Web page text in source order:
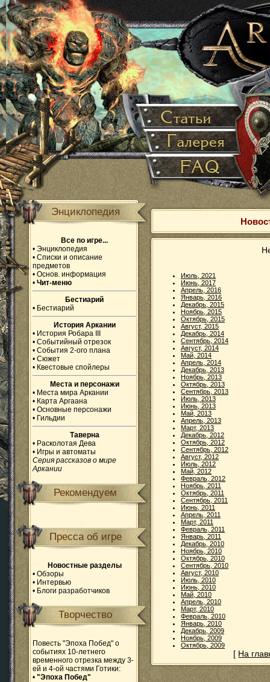
Энциклопедия
Все по игре...
• Энциклопедия
• Списки и описание
предметов
• Основ. информация
• Чит-меню
Бестиарий
• Бестиарий
История Аркании
• История Робара III
• Событийный отрезок
• События 2-ого плана
• Сюжет
• Квестовые спойлеры
Места и персонажи
• Места мира Аркании
• Карта Аргаана
• Основные персонажи
• Гильдии
Таверна
• Расколотая Дева
• Игры и автоматы
Серия рассказов о мире
Аркании
Рекомендуем
Пресса об игре
Новостные разделы
• Обзоры
• Интервью
• Блоги разработчиков
Творчество
Повесть "Эпоха Побед" о
событиях 10-летнего
временного отрезка между 3-
ей и 4-ой частями Готики:
• "Эпоха Побед"
Июль, 2021
Июнь, 2017
Апрель, 2016
Январь, 2016
Декабрь, 2015
Ноябрь, 2015
Октябрь, 2015
Август, 2015
Декабрь, 2014
Сентябрь, 2014
Август, 2014
Май, 2014
Апрель, 2014
Декабрь, 2013
Ноябрь, 2013
Октябрь, 2013
Сентябрь, 2013
Июль, 2013
Июнь, 2013
Май, 2013
Апрель, 2013
Март, 2013
Декабрь, 2012
Октябрь, 2012
Сентябрь, 2012
Август, 2012
Июль, 2012
Май, 2012
Февраль, 2012
Ноябрь, 2011
Октябрь, 2011
Сентябрь, 2011
Июнь, 2011
Апрель, 2011
Март, 2011
Февраль, 2011
Январь, 2011
Декабрь, 2010
Ноябрь, 2010
Октябрь, 2010
Сентябрь, 2010
Август, 2010
Июль, 2010
Июнь, 2010
Май, 2010
Апрель, 2010
Март, 2010
Февраль, 2010
Январь, 2010
Декабрь, 2009
Ноябрь, 2009
Октябрь, 2009
[ На